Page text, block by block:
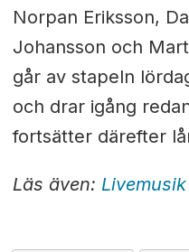
Norpan Eriksson,
Johansson och
går av stapeln
och drar igång
fortsätter därefter
Läs även: